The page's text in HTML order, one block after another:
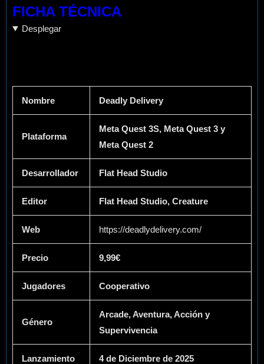
FICHA TÉCNICA
Desplegar
Nombre Deadly Delivery
Plataforma
Meta Quest 3S, Meta Quest 3 y
Meta Quest 2
Desarrollador Flat Head Studio
Editor Flat Head Studio, Creature
Web https://deadlydelivery.com/
Precio 9,99€
Jugadores Cooperativo
Género
Arcade, Aventura, Acción y
Supervivencia
Lanzamiento 4 de Diciembre de 2025